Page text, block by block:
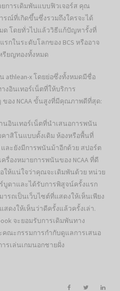
การเดิมพันแบบฟิวเจอร์ส คุณ
รณ์ที่เกิดขึ้นซึ่งรวมถึงใครจะได้
ด โดยทั่วไปแล้ววิธีแก้ปัญหารั้งที่
กในระดับโลกของ BCS หรืออาจ
รียญทองทั้งหมด
athlean-x โดยย่อซึ่งทั้งหมดมีชื่อ
งอินเทอร์เน็ตที่ให้บริการ
ของ NCAA ขั้นสูงที่มีคุณภาพดีที่สุด:
นอินเทอร์เน็ตที่นำเสนอการพนัน
าสิโนแบบดั้งเดิม ห้องหรือพื้นที่
ละยังมีการพนันม้าอีกด้วย สปอร์ต
รื่องหมายการพนันของ NCAA ที่ดี
ให้แน่ใจว่าคุณจะเดิมพันด้วย หน่วย
บูดาและได้รับการพิสูจน์ครั้งแรก
ารถเป็นเว็บไซต์ที่แสดงให้เห็นเพียง
ดงให้เห็นว่าดีครั้งแล้วครั้งเล่า.
จะยอมรับการเดิมพันทาง
ณะกรรมการกำกับดูแลการเสนอ
รเล่นเกมนอกชายฝั่ง